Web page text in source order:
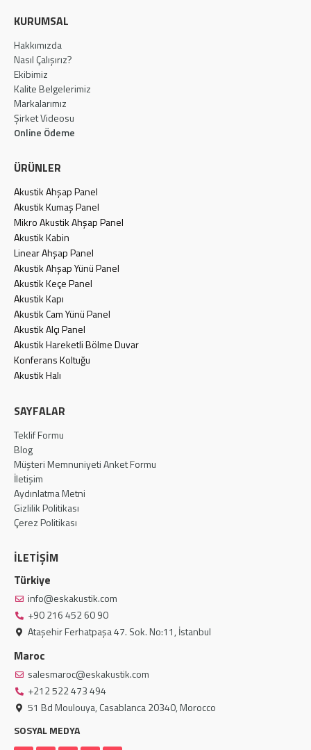
KURUMSAL
Hakkımızda
Nasıl Çalışırız?
Ekibimiz
Kalite Belgelerimiz
Markalarımız
Şirket Videosu
Online Ödeme
ÜRÜNLER
Akustik Ahşap Panel
Akustik Kumaş Panel
Mikro Akustik Ahşap Panel
Akustik Kabin
Linear Ahşap Panel
Akustik Ahşap Yünü Panel
Akustik Keçe Panel
Akustik Kapı
Akustik Cam Yünü Panel
Akustik Alçı Panel
Akustik Hareketli Bölme Duvar
Konferans Koltuğu
Akustik Halı
SAYFALAR
Teklif Formu
Blog
Müşteri Memnuniyeti Anket Formu
İletişim
Aydınlatma Metni
Gizlilik Politikası
Çerez Politikası
İLETİŞİM
Türkiye
info@eskakustik.com
+90 216 452 60 90
Ataşehir Ferhatpaşa 47. Sok. No:11, İstanbul
Maroc
salesmaroc@eskakustik.com
+212 522 473 494
51 Bd Moulouya, Casablanca 20340, Morocco
SOSYAL MEDYA